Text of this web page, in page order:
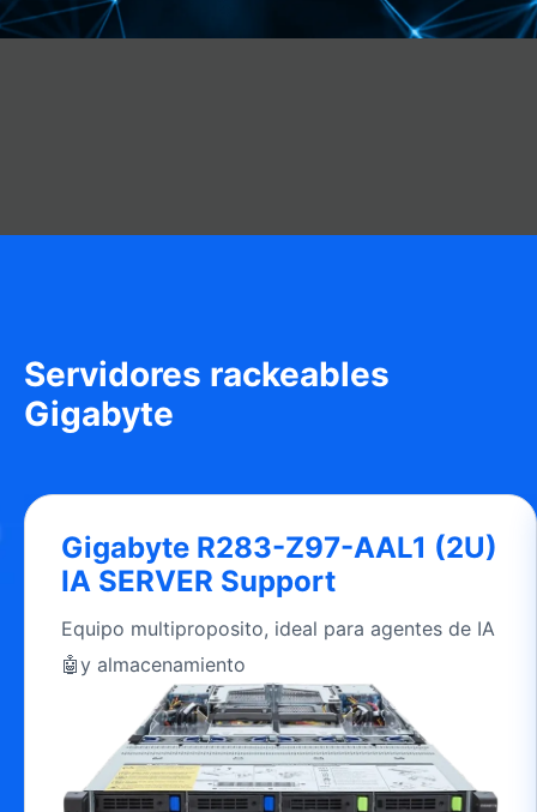
Servidores rackeables
Gigabyte
Gigabyte R283-Z97-AAL1 (2U)
IA SERVER Support
Equipo multiproposito, ideal para agentes de IA
🤖y almacenamiento